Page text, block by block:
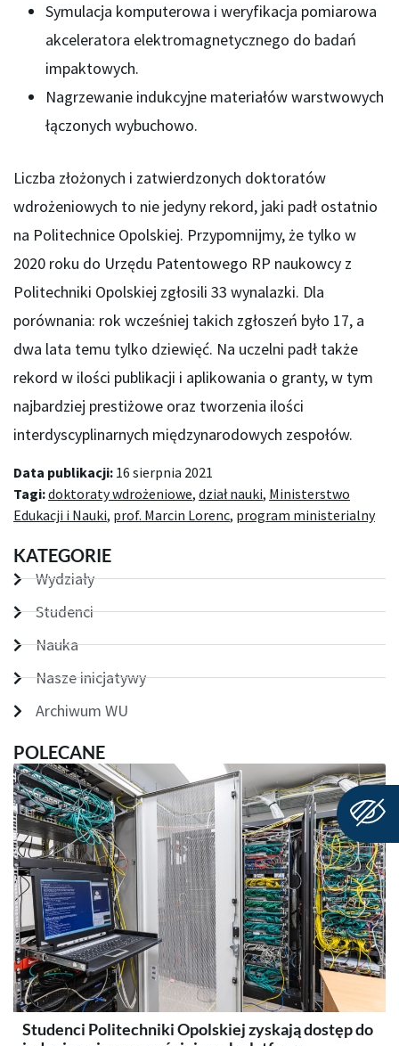
Symulacja komputerowa i weryfikacja pomiarowa
akceleratora elektromagnetycznego do badań
impaktowych.
Nagrzewanie indukcyjne materiałów warstwowych
łączonych wybuchowo.
Liczba złożonych i zatwierdzonych doktoratów
wdrożeniowych to nie jedyny rekord, jaki padł ostatnio
na Politechnice Opolskiej. Przypomnijmy, że tylko w
2020 roku do Urzędu Patentowego RP naukowcy z
Politechniki Opolskiej zgłosili 33 wynalazki. Dla
porównania: rok wcześniej takich zgłoszeń było 17, a
dwa lata temu tylko dziewięć. Na uczelni padł także
rekord w ilości publikacji i aplikowania o granty, w tym
najbardziej prestiżowe oraz tworzenia ilości
interdyscyplinarnych międzynarodowych zespołów.
Data publikacji: 16 sierpnia 2021
Tagi:doktoraty wdrożeniowe, dział nauki, Ministerstwo
Edukacji i Nauki, prof. Marcin Lorenc, program ministerialny
KATEGORIE
Wydziały
Studenci
Nauka
Nasze inicjatywy
Archiwum WU
POLECANE
Studenci Politechniki Opolskiej zyskają dostęp do